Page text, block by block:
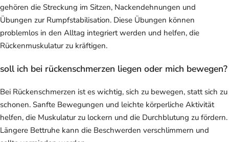
gehören die Streckung im Sitzen, Nackendehnungen und
Übungen zur Rumpfstabilisation. Diese Übungen können
problemlos in den Alltag integriert werden und helfen, die
Rückenmuskulatur zu kräftigen.
soll ich bei rückenschmerzen liegen oder mich bewegen?
Bei Rückenschmerzen ist es wichtig, sich zu bewegen, statt sich zu
schonen. Sanfte Bewegungen und leichte körperliche Aktivität
helfen, die Muskulatur zu lockern und die Durchblutung zu fördern.
Längere Bettruhe kann die Beschwerden verschlimmern und